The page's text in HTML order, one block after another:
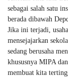
sebagai salah satu
berada dibawah
Jika ini terjadi,
mensejajarkan
sedang berusaha
khususnya MIPA
membuat kita